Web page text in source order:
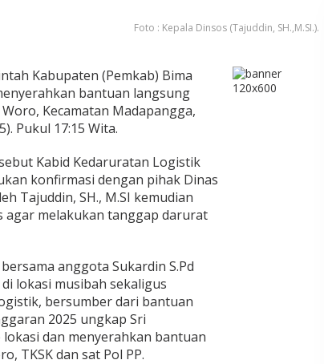
Foto : Kepala Dinsos (Tajuddin, SH.,M.SI.).
Kabupaten (Pemkab) Bima
bantuan langsung
Kecamatan Madapangga,
Pukul 17:15 Wita.
Kabid Kedaruratan Logistik
konfirmasi dengan pihak Dinas
Tajuddin, SH., M.SI kemudian
agar melakukan tanggap darurat
anggota Sukardin S.Pd
lokasi musibah sekaligus
bersumber dari bantuan
2025 ungkap Sri
dan menyerahkan bantuan
TKSK dan sat Pol PP.